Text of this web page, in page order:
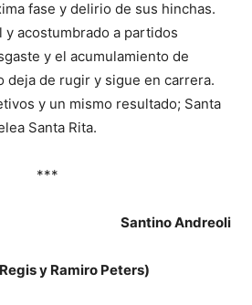
fase y delirio de sus hinchas.
y acostumbrado a partidos
y el acumulamiento de
deja de rugir y sigue en carrera.
y un mismo resultado; Santa
Santa Rita.
***
Santino Andreoli
y Ramiro Peters)